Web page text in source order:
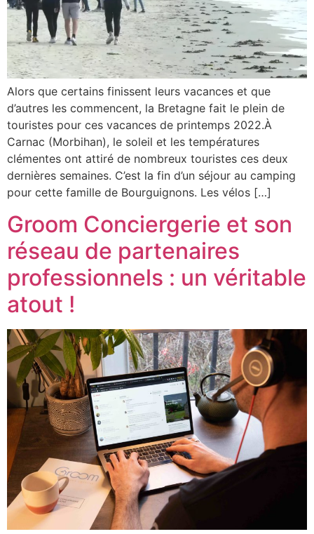
Alors que certains finissent leurs vacances et que
d’autres les commencent, la Bretagne fait le plein de
touristes pour ces vacances de printemps 2022.À
Carnac (Morbihan), le soleil et les températures
clémentes ont attiré de nombreux touristes ces deux
dernières semaines. C’est la fin d’un séjour au camping
pour cette famille de Bourguignons. Les vélos […]
Groom Conciergerie et son
réseau de partenaires
professionnels : un véritable
atout !